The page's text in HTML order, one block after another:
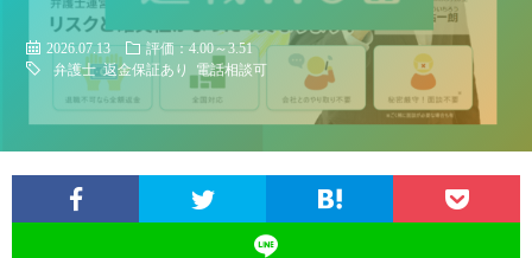
2026.07.13
評価：4.00～3.51
弁護士 返金保証あり 電話相談可